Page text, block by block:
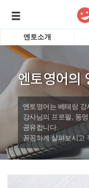
학습도우미 G1
바로가기
엔토소개
엔토영어의
엔토영어는 베테랑 강
강사님의 프로필, 동
공유합니다.
꼼꼼하게 살펴보시고